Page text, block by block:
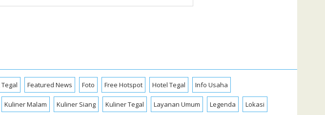
Featured News Foto Free Hotspot Hotel Tegal Info Usaha
Kuliner Malam Kuliner Siang Kuliner Tegal Layanan Umum Legenda Lokasi